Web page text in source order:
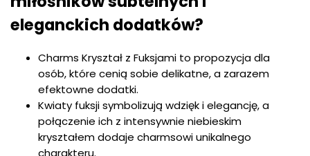
eleganckich dodatków?
Charms Kryształ z Fuksjami to propozycja dla
osób, które cenią sobie delikatne, a zarazem
efektowne dodatki.
Kwiaty fuksji symbolizują wdzięk i elegancję, a
połączenie ich z intensywnie niebieskim
kryształem dodaje charmsowi unikalnego
charakteru.